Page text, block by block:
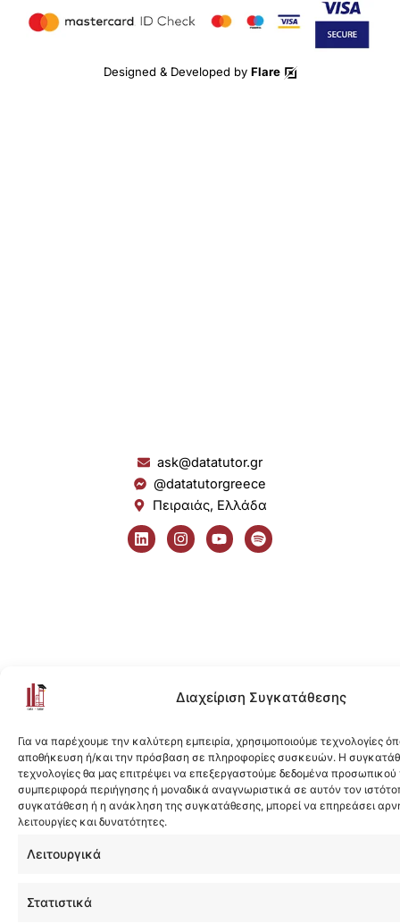
Διαχείριση Συγκατάθεσης
Για να παρέχουμε την καλύτερη εμπειρία, χρησιμοποιούμε τεχνολογίες
αποθήκευση ή/και την πρόσβαση σε πληροφορίες συσκευών. Η
τεχνολογίες θα μας επιτρέψει να επεξεργαστούμε δεδομένα
συμπεριφορά περιήγησης ή μοναδικά αναγνωριστικά σε αυτόν τον
συγκατάθεση ή η ανάκληση της συγκατάθεσης, μπορεί να επηρεάσει
λειτουργίες και δυνατότητες.
Λειτουργικά
Στατιστικά
Designed & Developed by Flare
ask@datatutor.gr
@datatutorgreece
Πειραιάς, Ελλάδα
L
i
n
I
n
s
Y
o
u
S
p
o